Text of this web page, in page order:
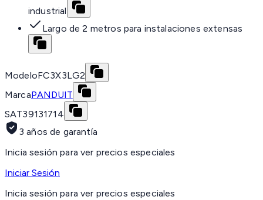
industrial
Largo de 2 metros para instalaciones extensas
ModeloFC3X3LG2
MarcaPANDUIT
SAT39131714
3 años de garantía
Inicia sesión para ver precios especiales
Iniciar Sesión
Inicia sesión para ver precios especiales